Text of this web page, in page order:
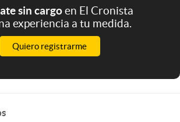
sin cargoen El Cronista
experiencia a tu medida.
Quiero registrarme